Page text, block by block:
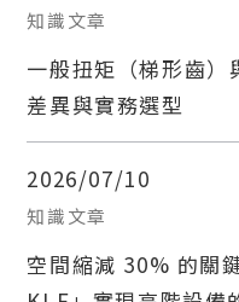
知識文章
一般扭矩（梯形齒）
差異與實務選型
2026/07/10
知識文章
空間縮減 30% 的關